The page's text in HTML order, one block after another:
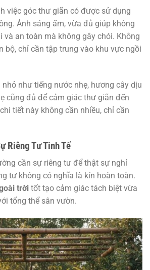
việc góc thư giãn có được sử dụng
Ánh sáng ấm, vừa đủ giúp không
và an toàn mà không gây chói. Không
bộ, chỉ cần tập trung vào khu vực ngồi
như tiếng nước nhẹ, hương cây dịu
cũng đủ để cảm giác thư giãn đến
tiết này không cần nhiều, chỉ cần
Riêng Tư Tinh Tế
cần sự riêng tư để thật sự nghỉ
tư không có nghĩa là kín hoàn toàn.
trời tốt tạo cảm giác tách biệt vừa
tổng thể sân vườn.